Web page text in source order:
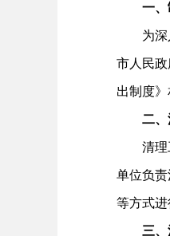
一、
为深入
市人民
出制度
二、
清理工
单位负
等方式进
三、